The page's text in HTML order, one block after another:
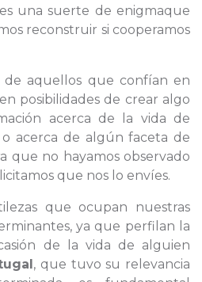
es una suerte de enigmaque
reconstruir si cooperamos
de aquellos que confían en
posibilidades de crear algo
acerca de la vida de
o acerca de algún faceta de
que no hayamos observado
que nos lo envíes.
que ocupan nuestras
ya que perfilan la
de la vida de alguien
, que tuvo su relevancia